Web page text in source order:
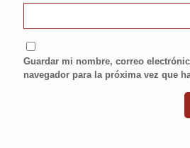
Guardar mi nombre, correo
navegador para la próxima vez que